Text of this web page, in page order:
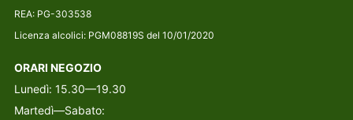
REA: PG-303538
Licenza alcolici: PGM08819S del 10/01/2020
ORARI NEGOZIO
Lunedì: 15.30—19.30
Martedì—Sabato: